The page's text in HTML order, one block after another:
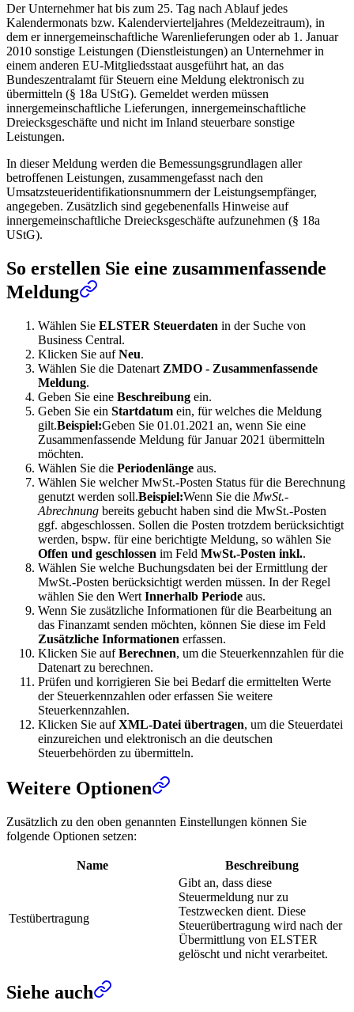
Der Unternehmer hat bis zum 25. Tag nach Ablauf jedes
Kalendermonats bzw. Kalendervierteljahres (Meldezeitraum), in
dem er innergemeinschaftliche Warenlieferungen oder ab 1. Januar
2010 sonstige Leistungen (Dienstleistungen) an Unternehmer in
einem anderen EU-Mitgliedsstaat ausgeführt hat, an das
Bundeszentralamt für Steuern eine Meldung elektronisch zu
übermitteln (§ 18a UStG). Gemeldet werden müssen
innergemeinschaftliche Lieferungen, innergemeinschaftliche
Dreiecksgeschäfte und nicht im Inland steuerbare sonstige
Leistungen.
In dieser Meldung werden die Bemessungsgrundlagen aller
betroffenen Leistungen, zusammengefasst nach den
Umsatzsteueridentifikationsnummern der Leistungsempfänger,
angegeben. Zusätzlich sind gegebenenfalls Hinweise auf
innergemeinschaftliche Dreiecksgeschäfte aufzunehmen (§ 18a
UStG).
So erstellen Sie eine zusammenfassende
Meldung
Wählen Sie ELSTER Steuerdaten in der Suche von
Business Central.
Klicken Sie aufNeu.
Wählen Sie die Datenart ZMDO - Zusammenfassende
Meldung.
Geben Sie eine Beschreibung ein.
Geben Sie ein Startdatum ein, für welches die Meldung
gilt.Beispiel:Geben Sie 01.01.2021 an, wenn Sie eine
Zusammenfassende Meldung für Januar 2021 übermitteln
möchten.
Wählen Sie die Periodenlänge aus.
Wählen Sie welcher MwSt.-Posten Status für die Berechnung
genutzt werden soll.Beispiel:Wenn Sie die MwSt.-
Abrechnung bereits gebucht haben sind die MwSt.-Posten
ggf. abgeschlossen. Sollen die Posten trotzdem berücksichtigt
werden, bspw. für eine berichtigte Meldung, so wählen Sie
Offen und geschlossen im Feld MwSt.-Posten inkl..
Wählen Sie welche Buchungsdaten bei der Ermittlung der
MwSt.-Posten berücksichtigt werden müssen. In der Regel
wählen Sie den Wert Innerhalb Periode aus.
Wenn Sie zusätzliche Informationen für die Bearbeitung an
das Finanzamt senden möchten, können Sie diese im Feld
Zusätzliche Informationen erfassen.
Klicken Sie aufBerechnen, um die Steuerkennzahlen für die
Datenart zu berechnen.
Prüfen und korrigieren Sie bei Bedarf die ermittelten Werte
der Steuerkennzahlen oder erfassen Sie weitere
Steuerkennzahlen.
Klicken Sie aufXML-Datei übertragen, um die Steuerdatei
einzureichen und elektronisch an die deutschen
Steuerbehörden zu übermitteln.
Weitere Optionen
Zusätzlich zu den oben genannten Einstellungen können Sie
folgende Optionen setzen:
Name Beschreibung
Testübertragung
Gibt an, dass diese
Steuermeldung nur zu
Testzwecken dient. Diese
Steuerübertragung wird nach der
Übermittlung von ELSTER
gelöscht und nicht verarbeitet.
Siehe auch